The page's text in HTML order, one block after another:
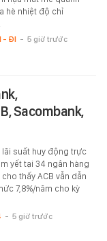
hè nhiệt độ chỉ
- ĐI - 5 giờ trước
Sacombank,
lãi suất huy động trực
yết tại 34 ngân hàng
thấy ACB vẫn dẫn
7,8%/năm cho kỳ
- 5 giờ trước